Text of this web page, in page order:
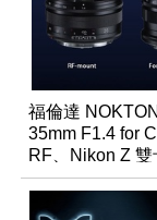
福倫達
35mm F1.4 for
RF、Nikon Z 雙
同步登台